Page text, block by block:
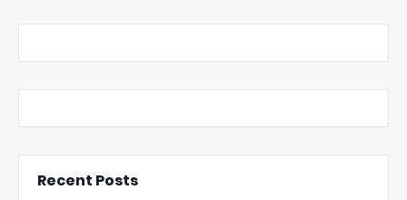
Recent Posts